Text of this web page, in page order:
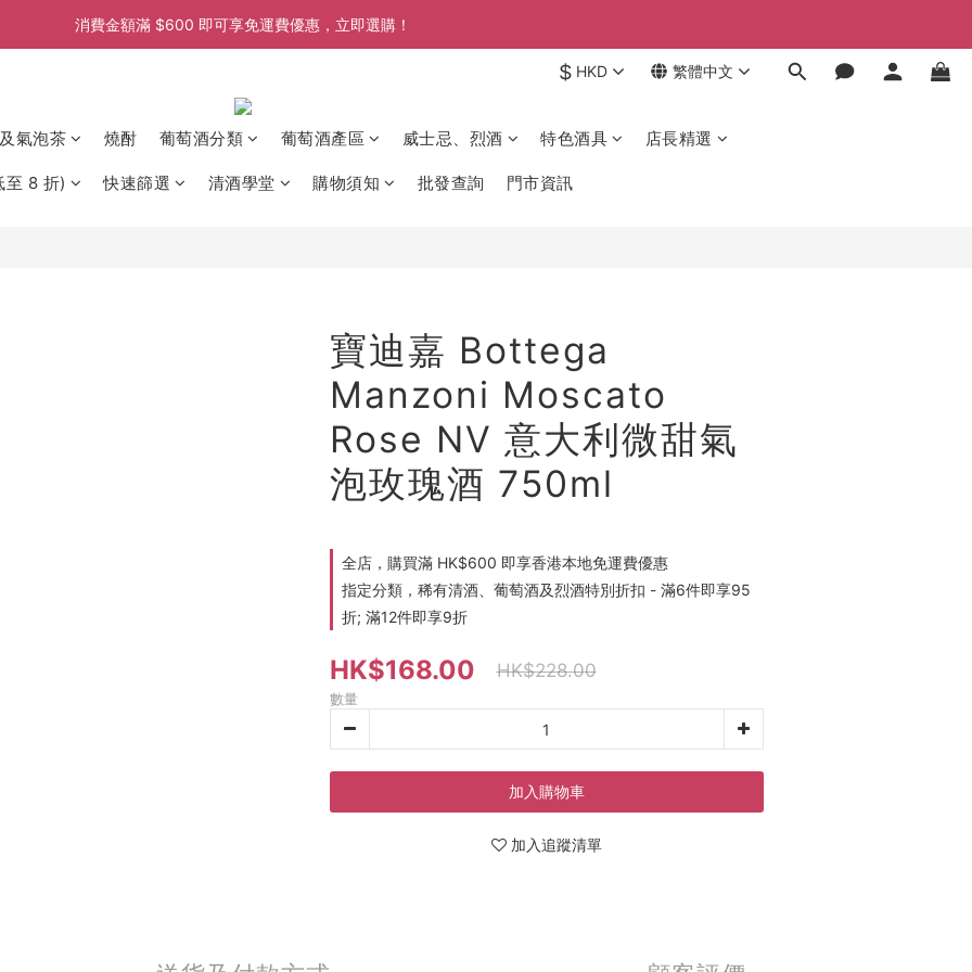
消費金額滿 $600 即可享免運費優惠，立即選購！
消費金額滿 $600 即可享免運費優惠，立即選購！
$ HKD 繁體中文
氣泡茶 燒酎 葡萄酒分類 葡萄酒產區 威士忌、烈酒 特色酒具 店長精選
至 8 折) 快速篩選 清酒學堂 購物須知 批發查詢 門市資訊
寶迪嘉 Bottega
Manzoni Moscato
Rose NV 意大利微甜氣
泡玫瑰酒 750ml
全店，購買滿 HK$600 即享香港本地免運費優惠
指定分類，稀有清酒、葡萄酒及烈酒特別折扣 - 滿6件即享95
折; 滿12件即享9折
HK$168.00 HK$228.00
數量
加入購物車
加入追蹤清單